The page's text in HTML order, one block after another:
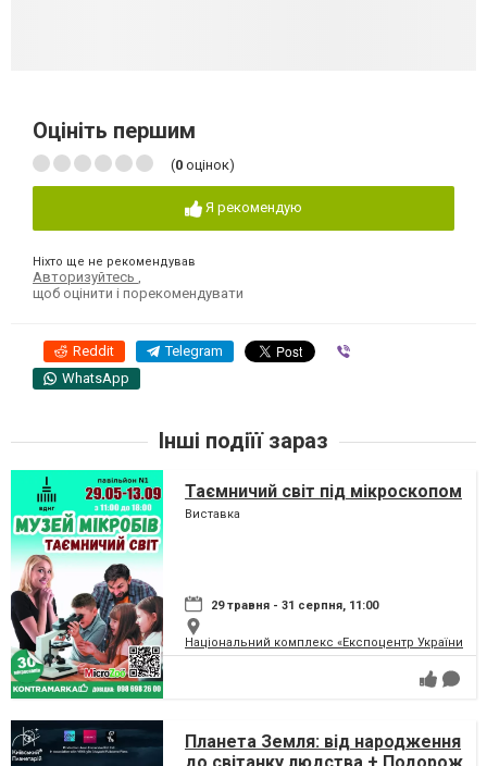
Оцініть першим
(0 оцінок)
Я рекомендую
Ніхто ще не рекомендував
Авторизуйтесь
щоб оцінити і порекомендувати
Reddit Telegram
WhatsApp
Інші подіїї зараз
Таємничий світ під мікроскопом
Виставка
29 травня - 31 серпня, 11:00
Національний комплекс «Експоцентр України»
Планета Земля: від народження
до світанку людства + Подорож